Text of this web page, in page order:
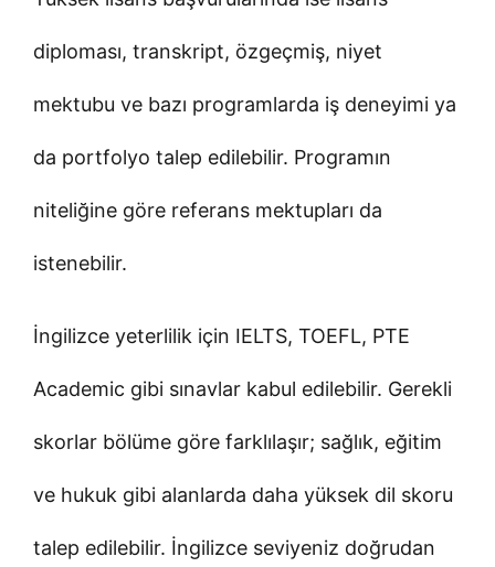
diploması, transkript, özgeçmiş, niyet
mektubu ve bazı programlarda iş deneyimi ya
da portfolyo talep edilebilir. Programın
niteliğine göre referans mektupları da
istenebilir.
İngilizce yeterlilik için IELTS, TOEFL, PTE
Academic gibi sınavlar kabul edilebilir. Gerekli
skorlar bölüme göre farklılaşır; sağlık, eğitim
ve hukuk gibi alanlarda daha yüksek dil skoru
talep edilebilir. İngilizce seviyeniz doğrudan